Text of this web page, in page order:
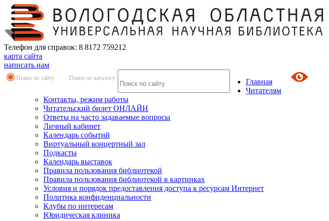
Телефон для справок: 8 8172 759212
карта сайта
написать нам
Поиск по сайту Поиск по каталогу
Главная
Читателям
Контакты, режим работы
Читательский билет ОНЛАЙН
Ответы на часто задаваемые вопросы
Личный кабинет
Календарь событий
Виртуальный концертный зал
Подкасты
Календарь выставок
Правила пользования библиотекой
Правила пользования библиотекой в картинках
Условия и порядок предоставления доступа к ресурсам Интернет
Политика конфиденциальности
Клубы по интересам
Юридическая клиника